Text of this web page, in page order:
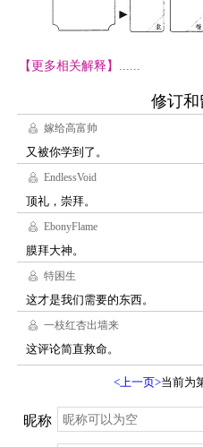
【更多相关解释】......